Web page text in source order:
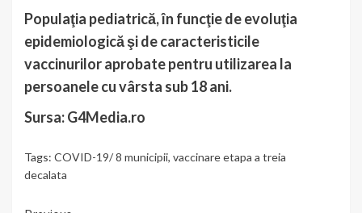
Populaţia pediatrică, în funcţie de evoluţia
epidemiologică şi de caracteristicile
vaccinurilor aprobate pentru utilizarea la
persoanele cu vârsta sub 18 ani.
Sursa: G4Media.ro
Tags: COVID-19/ 8 municipii, vaccinare etapa a treia
decalata